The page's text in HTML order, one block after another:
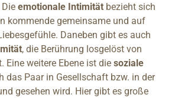
emotionale Intimität bezieht sich
kommende gemeinsame und auf
Daneben gibt es auch
, die Berührung losgelöst von
Eine weitere Ebene ist die soziale
das Paar in Gesellschaft bzw. in der
gesehen wird. Hier gibt es große